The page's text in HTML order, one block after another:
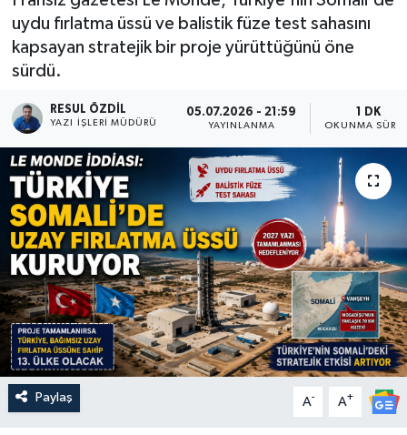
uydu fırlatma üssü ve balistik füze test sahasını
kapsayan stratejik bir proje yürüttüğünü öne
sürdü.
RESUL ÖZDIL
YAZI İŞLERI MÜDÜRÜ
05.07.2026 - 21:59
YAYINLANMA
1 DK
OKUNMA
Paylaş A- A+